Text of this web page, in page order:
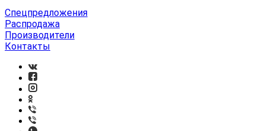
Спецпредложения
Распродажа
Производители
Контакты